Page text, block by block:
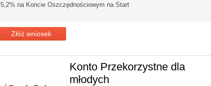
5,2% na Koncie Oszczędnościowym na Start
Złóż wniosek
Konto Przekorzystne dla
młodych